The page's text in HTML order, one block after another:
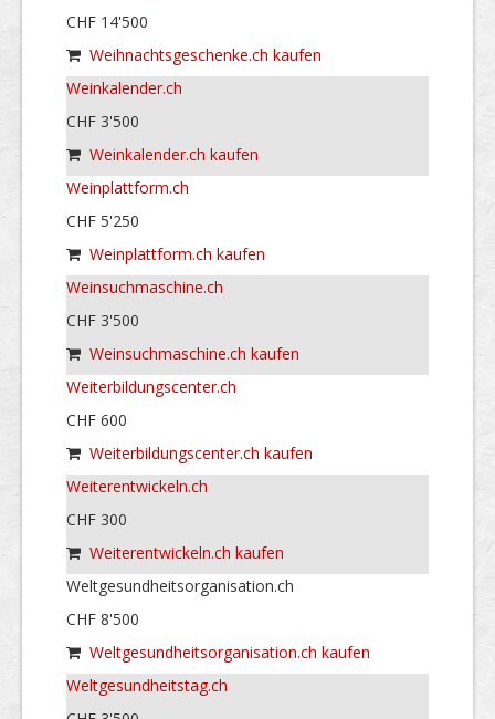
CHF 14'500
Weihnachtsgeschenke.ch kaufen
Weinkalender.ch
CHF 3'500
Weinkalender.ch kaufen
Weinplattform.ch
CHF 5'250
Weinplattform.ch kaufen
Weinsuchmaschine.ch
CHF 3'500
Weinsuchmaschine.ch kaufen
Weiterbildungscenter.ch
CHF 600
Weiterbildungscenter.ch kaufen
Weiterentwickeln.ch
CHF 300
Weiterentwickeln.ch kaufen
Weltgesundheitsorganisation.ch
CHF 8'500
Weltgesundheitsorganisation.ch kaufen
Weltgesundheitstag.ch